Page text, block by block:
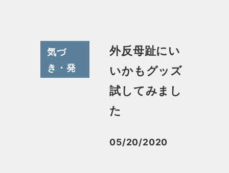
気づ
き・発
外反母趾にい
いかもグッズ
試してみまし
た
投稿日
05/20/2020